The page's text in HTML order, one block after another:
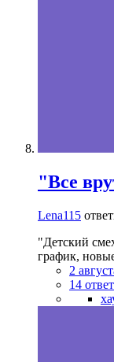
"Все
Lena115
"Детский
график,
2
14